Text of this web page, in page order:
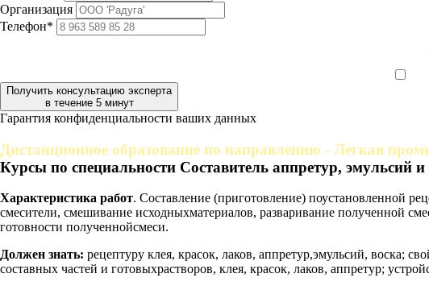
Организация
Телефон*
Получить консультацию эксперта
в течение 5 минут
Гарантия конфиденциальности ваших данных
Дистанционное образование по направлению - Легкая
Курсы по специальности Составитель аппретур, эмульсий
Характеристика работ. Составление (приготовление) поустановленной
смесители, смешивание исходныхматериалов, разваривание полученной
готовности полученнойсмеси.
Должен знать: рецептуру клея, красок, лаков, аппретур,эмульсий, воска;
составных частей и готовыхрастворов, клея, красок, лаков, аппретур;